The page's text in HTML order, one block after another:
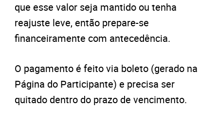
que esse valor seja mantido ou tenha
reajuste leve, então prepare-se
financeiramente com antecedência.
O pagamento é feito via boleto (gerado na
Página do Participante) e precisa ser
quitado dentro do prazo de vencimento.